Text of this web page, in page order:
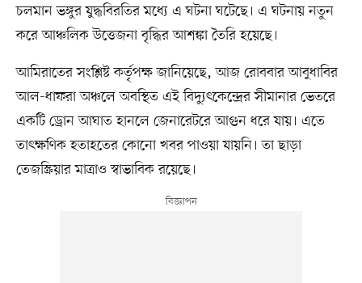
চলমান ভঙ্গুর যুদ্ধবিরতির মধ্যে এ ঘটনা ঘটেছে। এ ঘটনায় নতুন
করে আঞ্চলিক উত্তেজনা বৃদ্ধির আশঙ্কা তৈরি হয়েছে।
আমিরাতের সংশ্লিষ্ট কর্তৃপক্ষ জানিয়েছে, আজ রোববার আবুধাবির
আল-ধাফরা অঞ্চলে অবস্থিত এই বিদ্যুৎকেন্দ্রের সীমানার ভেতরে
একটি ড্রোন আঘাত হানলে জেনারেটরে আগুন ধরে যায়। এতে
তাৎক্ষণিক হতাহতের কোনো খবর পাওয়া যায়নি। তা ছাড়া
তেজস্ক্রিয়ার মাত্রাও স্বাভাবিক রয়েছে।